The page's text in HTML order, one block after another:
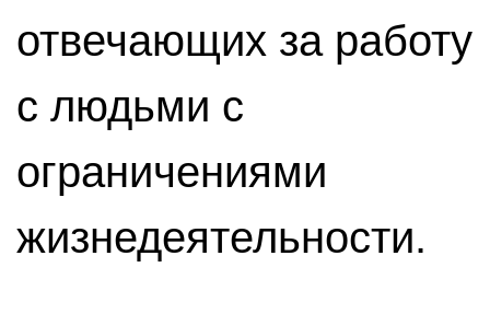
отвечающих за работу
с людьми с
ограничениями
жизнедеятельности.